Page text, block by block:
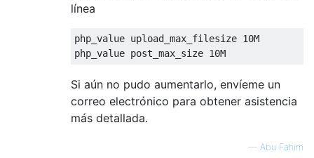
línea
php_value upload_max_filesize 10M
php_value post_max_size 10M
Si aún no pudo aumentarlo, envíeme un
correo electrónico para obtener asistencia
más detallada.
— Abu Fahim